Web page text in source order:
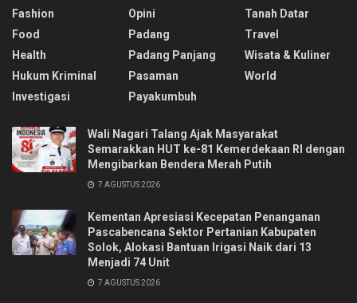
Fashion
Food
Health
Hukum Kriminal
Investigasi
Opini
Padang
Padang Panjang
Pasaman
Payakumbuh
Tanah Datar
Travel
Wisata & Kuliner
World
Wali Nagari Talang Ajak Masyarakat
Semarakkan HUT ke-81 Kemerdekaan RI dengan
Mengibarkan Bendera Merah Putih
7 AGUSTUS 2026
Kementan Apresiasi Kecepatan Penanganan
Pascabencana Sektor Pertanian Kabupaten
Solok, Alokasi Bantuan Irigasi Naik dari 13
Menjadi 74 Unit
7 AGUSTUS 2026